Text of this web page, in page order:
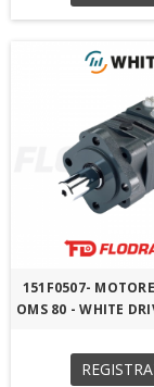
151F0507-
OMS 80 - WHITE